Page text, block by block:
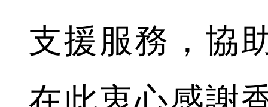
支援服務，協